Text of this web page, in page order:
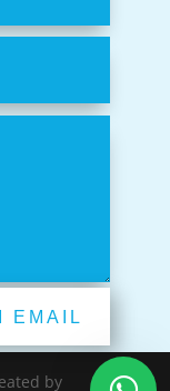
EMAIL
by